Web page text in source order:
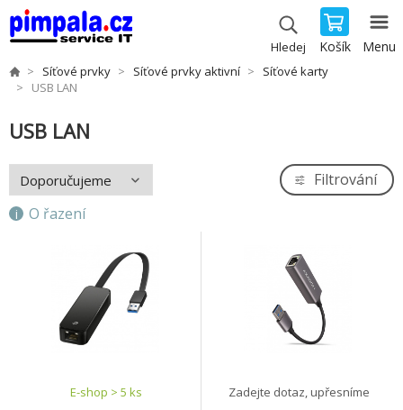
Hledej Košík Menu
Síťové prvky Síťové prvky aktivní
Síťové karty
USB LAN
USB LAN
O řazení
Filtrování
E-shop > 5 ks Zadejte dotaz, upřesníme